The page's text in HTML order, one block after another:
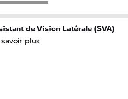
de Vision Latérale (SVA)
savoir plus